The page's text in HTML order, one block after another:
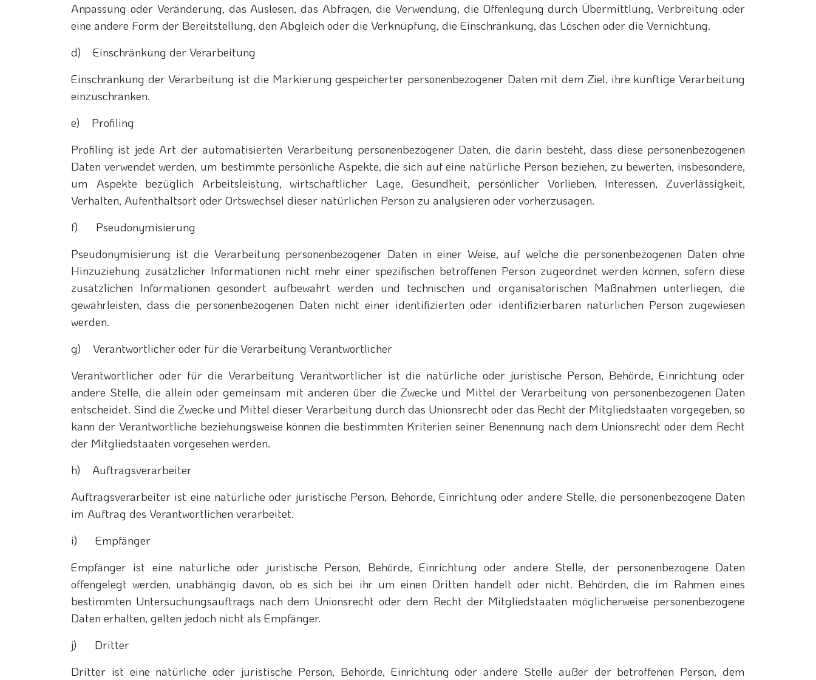
Anpassung oder Veränderung, das Auslesen, das Abfragen, die Verwendung, die Offenlegung durch Übermittlung, Verbreitung oder
eine andere Form der Bereitstellung, den Abgleich oder die Verknüpfung, die Einschränkung, das Löschen oder die Vernichtung.
d) Einschränkung der Verarbeitung
Einschränkung der Verarbeitung ist die Markierung gespeicherter personenbezogener Daten mit dem Ziel, ihre künftige Verarbeitung
einzuschränken.
e) Profiling
Profiling ist jede Art der automatisierten Verarbeitung personenbezogener Daten, die darin besteht, dass diese personenbezogenen
Daten verwendet werden, um bestimmte persönliche Aspekte, die sich auf eine natürliche Person beziehen, zu bewerten, insbesondere,
um Aspekte bezüglich Arbeitsleistung, wirtschaftlicher Lage, Gesundheit, persönlicher Vorlieben, Interessen, Zuverlässigkeit,
Verhalten, Aufenthaltsort oder Ortswechsel dieser natürlichen Person zu analysieren oder vorherzusagen.
f) Pseudonymisierung
Pseudonymisierung ist die Verarbeitung personenbezogener Daten in einer Weise, auf welche die personenbezogenen Daten ohne
Hinzuziehung zusätzlicher Informationen nicht mehr einer spezifischen betroffenen Person zugeordnet werden können, sofern diese
zusätzlichen Informationen gesondert aufbewahrt werden und technischen und organisatorischen Maßnahmen unterliegen, die
gewährleisten, dass die personenbezogenen Daten nicht einer identifizierten oder identifizierbaren natürlichen Person zugewiesen
werden.
g) Verantwortlicher oder für die Verarbeitung Verantwortlicher
Verantwortlicher oder für die Verarbeitung Verantwortlicher ist die natürliche oder juristische Person, Behörde, Einrichtung oder
andere Stelle, die allein oder gemeinsam mit anderen über die Zwecke und Mittel der Verarbeitung von personenbezogenen Daten
entscheidet. Sind die Zwecke und Mittel dieser Verarbeitung durch das Unionsrecht oder das Recht der Mitgliedstaaten vorgegeben, so
kann der Verantwortliche beziehungsweise können die bestimmten Kriterien seiner Benennung nach dem Unionsrecht oder dem Recht
der Mitgliedstaaten vorgesehen werden.
h) Auftragsverarbeiter
Auftragsverarbeiter ist eine natürliche oder juristische Person, Behörde, Einrichtung oder andere Stelle, die personenbezogene Daten
im Auftrag des Verantwortlichen verarbeitet.
i) Empfänger
Empfänger ist eine natürliche oder juristische Person, Behörde, Einrichtung oder andere Stelle, der personenbezogene Daten
offengelegt werden, unabhängig davon, ob es sich bei ihr um einen Dritten handelt oder nicht. Behörden, die im Rahmen eines
bestimmten Untersuchungsauftrags nach dem Unionsrecht oder dem Recht der Mitgliedstaaten möglicherweise personenbezogene
Daten erhalten, gelten jedoch nicht als Empfänger.
j) Dritter
Dritter ist eine natürliche oder juristische Person, Behörde, Einrichtung oder andere Stelle außer der betroffenen Person, dem